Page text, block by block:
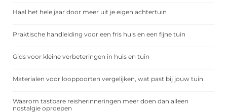
Haal het hele jaar door meer uit je eigen achtertuin
Praktische handleiding voor een fris huis en een fijne tuin
Gids voor kleine verbeteringen in huis en tuin
Materialen voor looppoorten vergelijken, wat past bij jouw tuin
Waarom tastbare reisherinneringen meer doen dan alleen
nostalgie oproepen